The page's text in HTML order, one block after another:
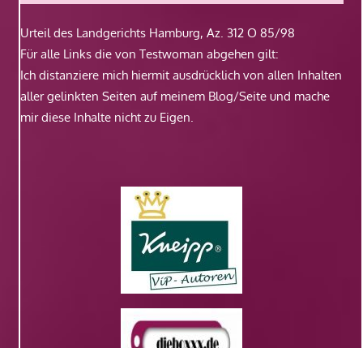
Urteil des Landgerichts Hamburg, Az. 312 O 85/98
Für alle Links die von Testwoman abgehen gilt:
Ich distanziere mich hiermit ausdrücklich von allen Inhalten
aller gelinkten Seiten auf meinem Blog/Seite und mache
mir diese Inhalte nicht zu Eigen.